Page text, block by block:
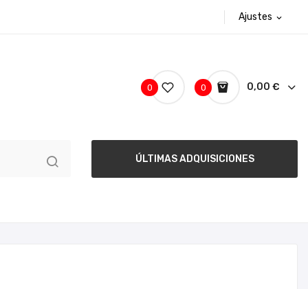
Ajustes expand_more
0 0,00 €
0
ÚLTIMAS ADQUISICIONES